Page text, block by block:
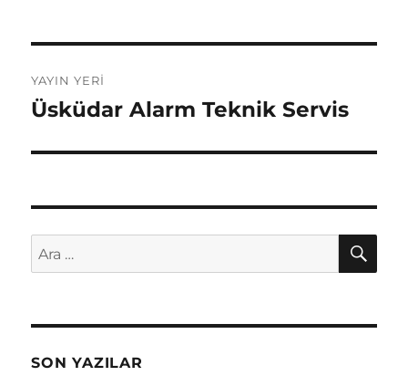
gezinmesi
YAYIN YERI
Üsküdar Alarm Teknik Servis
Ara:
SON YAZILAR